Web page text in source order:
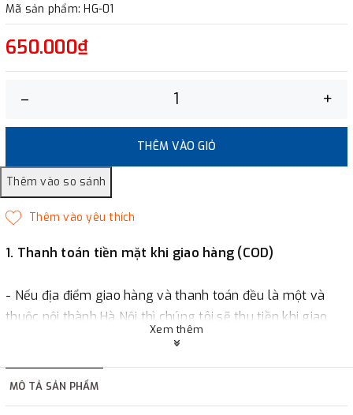
Mã sản phẩm: HG-01
650.000₫
– +
THÊM VÀO GIỎ
1. Thanh toán tiền mặt khi giao hàng (COD)
- Nếu địa điểm giao hàng và thanh toán đều là một và
thuộc nội thành Hà Nội thì chúng tôi sẽ thu tiền khi giao
hàng hoặc khách hàng đặt tiền trước một phần giá trị đơn
2. Thanh toán trực tiếp tại :
Xem thêm
MÔ TẢ SẢN PHẨM